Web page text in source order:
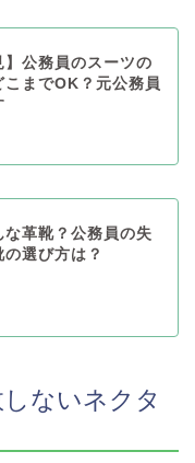
】公務員のスーツの
こまでOK？元公務員
な革靴？公務員の失
選び方は？
ないネクタ